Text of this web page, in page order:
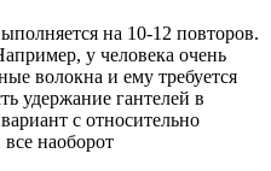
на 10-12 повторов.
у человека очень
волокна и ему требуется
удержание гантелей в
с относительно
наоборот